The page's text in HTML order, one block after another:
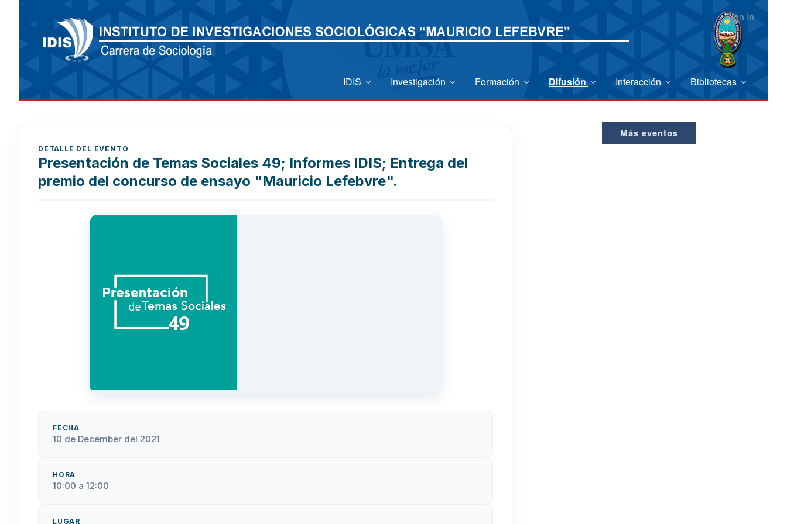
Sign In
IDIS Investigación Formación Difusión Interacción Bibliotecas
DETALLE DEL EVENTO
Presentación de Temas Sociales 49; Informes IDIS; Entrega del
premio del concurso de ensayo "Mauricio Lefebvre".
FECHA
10 de December del 2021
HORA
10:00 a 12:00
LUGAR
Más eventos